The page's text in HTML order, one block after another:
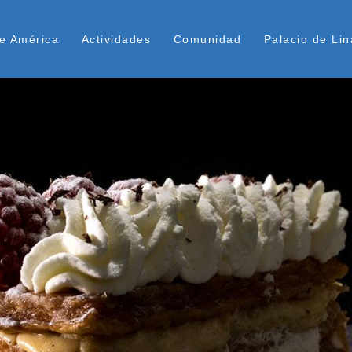
Superior
América Actividades Comunidad Palacio de